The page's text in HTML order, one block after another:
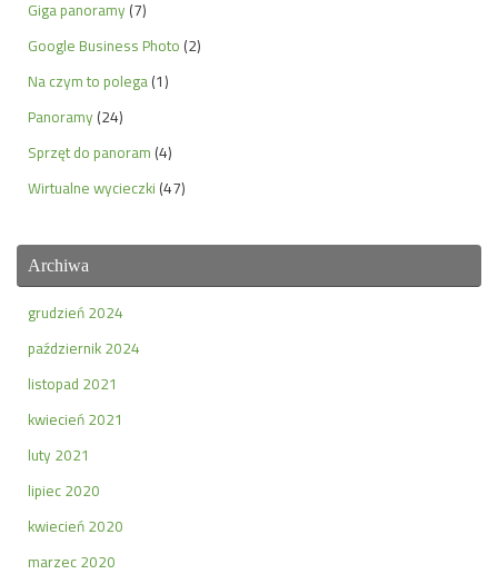
Giga panoramy (7)
Google Business Photo (2)
Na czym to polega (1)
Panoramy (24)
Sprzęt do panoram (4)
Wirtualne wycieczki (47)
Archiwa
grudzień 2024
październik 2024
listopad 2021
kwiecień 2021
luty 2021
lipiec 2020
kwiecień 2020
marzec 2020